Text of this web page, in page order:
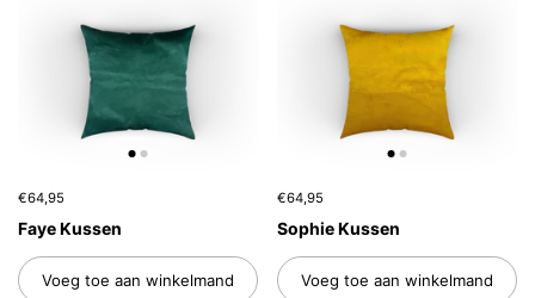
€64,95
Faye Kussen
Voeg toe aan winkelmand
€64,95
Sophie Kussen
Voeg toe aan winkelmand